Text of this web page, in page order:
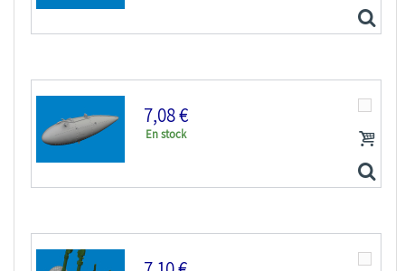
Eduard kit d'amelioration avion brassin 6481076...
7,08 €
En stock